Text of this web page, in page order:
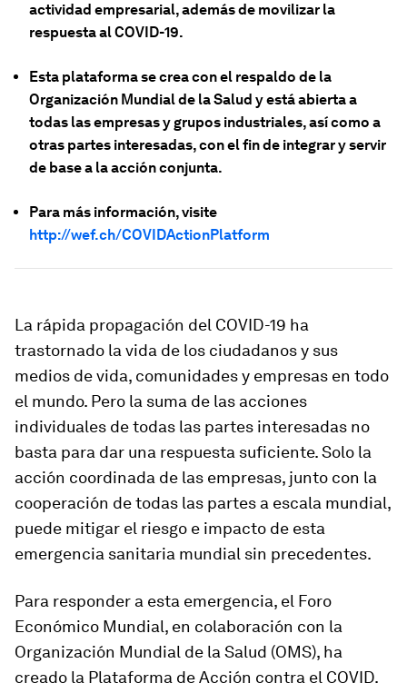
actividad empresarial, además de movilizar la
respuesta al COVID-19.
Esta plataforma se crea con el respaldo de la
Organización Mundial de la Salud y está abierta a
todas las empresas y grupos industriales, así como a
otras partes interesadas, con el fin de integrar y servir
de base a la acción conjunta.
Para más información, visite
http://wef.ch/COVIDActionPlatform
La rápida propagación del COVID-19 ha
trastornado la vida de los ciudadanos y sus
medios de vida, comunidades y empresas en todo
el mundo. Pero la suma de las acciones
individuales de todas las partes interesadas no
basta para dar una respuesta suficiente. Solo la
acción coordinada de las empresas, junto con la
cooperación de todas las partes a escala mundial,
puede mitigar el riesgo e impacto de esta
emergencia sanitaria mundial sin precedentes.
Para responder a esta emergencia, el Foro
Económico Mundial, en colaboración con la
Organización Mundial de la Salud (OMS), ha
creado la Plataforma de Acción contra el COVID.